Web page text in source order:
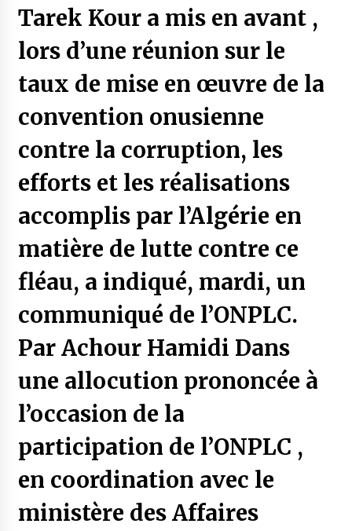
Tarek Kour a mis en avant ,
lors d’une réunion sur le
taux de mise en œuvre de la
convention onusienne
contre la corruption, les
efforts et les réalisations
accomplis par l’Algérie en
matière de lutte contre ce
fléau, a indiqué, mardi, un
communiqué de l’ONPLC.
Par Achour Hamidi Dans
une allocution prononcée à
l’occasion de la
participation de l’ONPLC ,
en coordination avec le
ministère des Affaires